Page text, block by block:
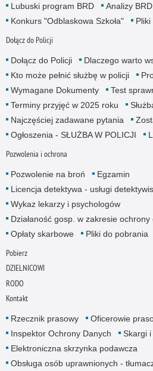
Lubuski program BRD
Analizy BRD
Konkurs "Odblaskowa Szkoła"
Dołącz do Policji
Dołącz do Policji
Dlaczego warto
Kto może pełnić służbę w policji
Wymagane Dokumenty
Test
Terminy przyjęć w 2025 roku
Najczęściej zadawane pytania
Ogłoszenia - SŁUŻBA W POLICJI
Pozwolenia i ochrona
Pozwolenie na broń
Egzamin
Licencja detektywa - usługi
Wykaz lekarzy i psychologów
Działaność gosp. w zakresie
Opłaty skarbowe
Pliki do pobrania
Pobierz
DZIELNICOWI
RODO
Kontakt
Rzecznik prasowy
Oficerowie
Inspektor Ochrony Danych
Skargi
Elektroniczna skrzynka podawcza
Obsługa osób uprawnionych -